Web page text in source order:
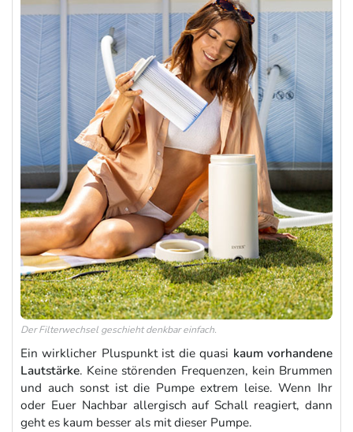
Der Filterwechsel geschieht denkbar einfach.
Ein wirklicher Pluspunkt ist die quasi kaum vorhandene
Lautstärke. Keine störenden Frequenzen, kein Brummen
und auch sonst ist die Pumpe extrem leise. Wenn Ihr
oder Euer Nachbar allergisch auf Schall reagiert, dann
geht es kaum besser als mit dieser Pumpe.